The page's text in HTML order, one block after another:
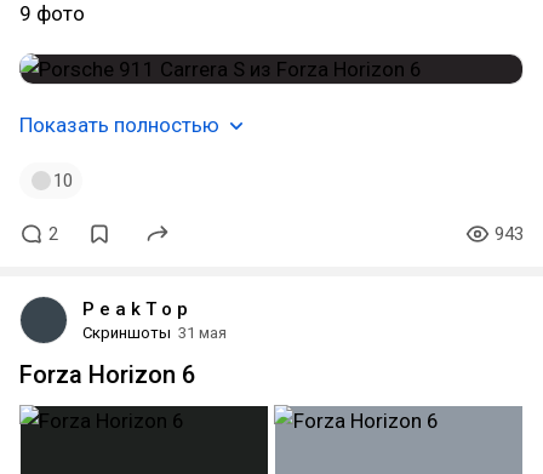
9 фото
Показать полностью
10
2 943
P e a k T o p
Скриншоты 31 мая
Forza Horizon 6